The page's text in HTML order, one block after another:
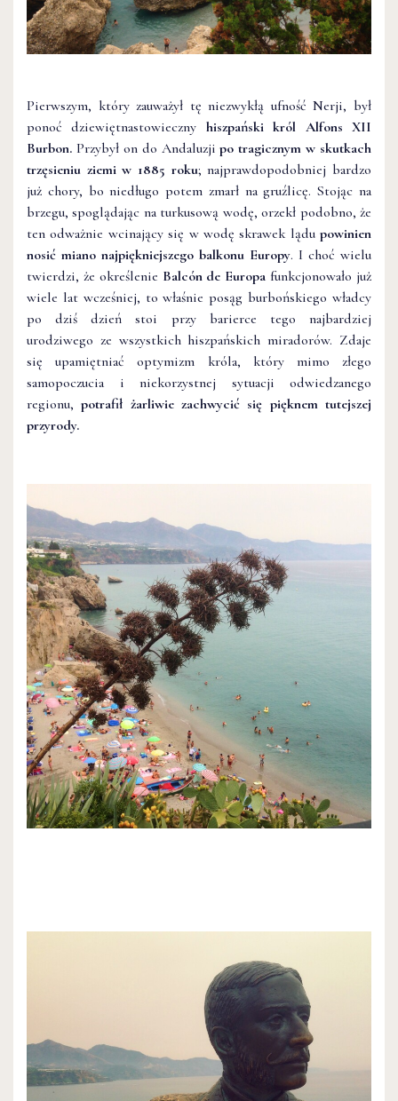
Pierwszym, który zauważył tę niezwykłą ufność Nerji, był
ponoć dziewiętnastowieczny hiszpański król Alfons XII
Burbon. Przybył on do Andaluzjipo tragicznym w skutkach
trzęsieniu ziemi w 1885 roku; najprawdopodobniej bardzo
już chory, bo niedługo potem zmarł na gruźlicę. Stojąc na
brzegu, spoglądając na turkusową wodę, orzekł podobno, że
ten odważnie wcinający się w wodę skrawek lądu powinien
nosić miano najpiękniejszego balkonu Europy. I choć wielu
twierdzi, że określenie Balcón de Europa funkcjonowało już
wiele lat wcześniej, to właśnie posąg burbońskiego władcy
po dziś dzień stoi przy barierce tego najbardziej
urodziwego ze wszystkich hiszpańskich miradorów. Zdaje
się upamiętniać optymizm króla, który mimo złego
samopoczucia i niekorzystnej sytuacji odwiedzanego
regionu,potrafił żarliwie zachwycić się pięknem tutejszej
przyrody.